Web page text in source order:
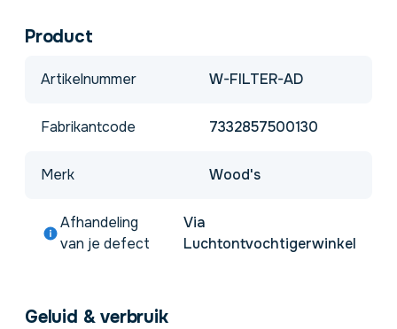
Product
Artikelnummer W-FILTER-AD
Fabrikantcode 7332857500130
Merk Wood's
Afhandeling
van je defect
Via
Luchtontvochtigerwinkel
Geluid & verbruik